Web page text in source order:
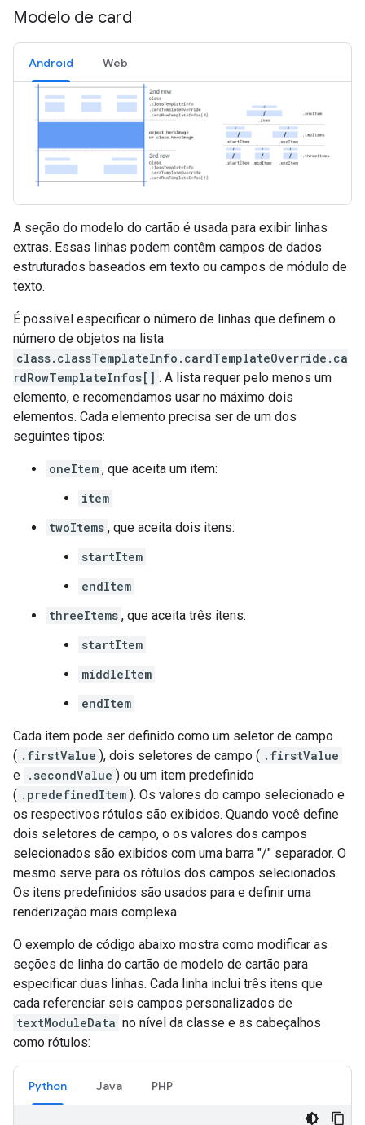
Modelo de card
Android Web
A seção do modelo do cartão é usada para exibir linhas
extras. Essas linhas podem contêm campos de dados
estruturados baseados em texto ou campos de módulo de
texto.
É possível especificar o número de linhas que definem o
número de objetos na lista
class.classTemplateInfo.cardTemplateOverride.ca
rdRowTemplateInfos[] . A lista requer pelo menos um
elemento, e recomendamos usar no máximo dois
elementos. Cada elemento precisa ser de um dos
seguintes tipos:
oneItem , que aceita um item:
item
twoItems , que aceita dois itens:
startItem
endItem
threeItems , que aceita três itens:
startItem
middleItem
endItem
Cada item pode ser definido como um seletor de campo
( .firstValue ), dois seletores de campo ( .firstValue
e .secondValue ) ou um item predefinido
( .predefinedItem ). Os valores do campo selecionado e
os respectivos rótulos são exibidos. Quando você define
dois seletores de campo, o os valores dos campos
selecionados são exibidos com uma barra "/" separador. O
mesmo serve para os rótulos dos campos selecionados.
Os itens predefinidos são usados para e definir uma
renderização mais complexa.
O exemplo de código abaixo mostra como modificar as
seções de linha do cartão de modelo de cartão para
especificar duas linhas. Cada linha inclui três itens que
cada referenciar seis campos personalizados de
textModuleData no nível da classe e as cabeçalhos
como rótulos:
Python Java PHP